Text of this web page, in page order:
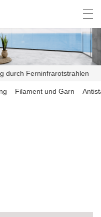
durch Ferninfrarotstrahlen
Filament und Garn